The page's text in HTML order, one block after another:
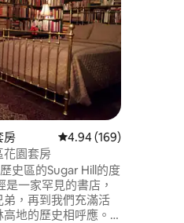
分（滿分 5 分）
房 從 169 則評價中獲得
4.94 (169)
花園套房
史區的Sugar Hill的度
，再到我們充滿活
地的歷史相呼應。